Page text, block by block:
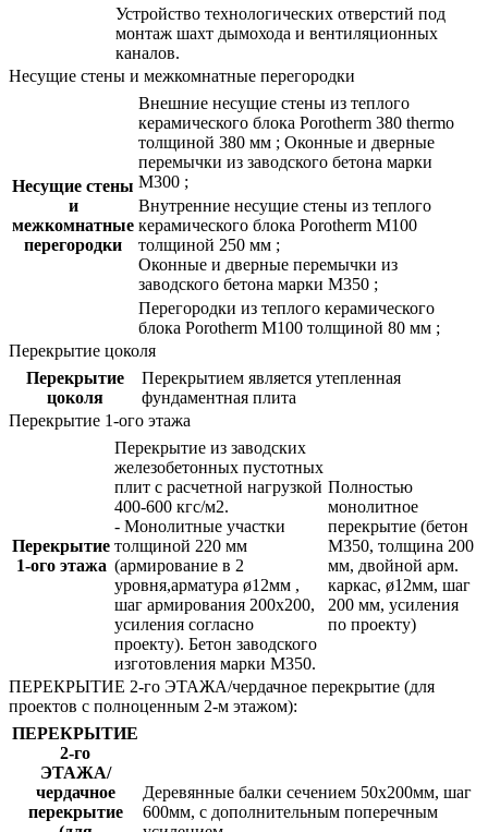
Устройство технологических отверстий под
монтаж шахт дымохода и вентиляционных
каналов.
Несущие стены и межкомнатные перегородки
Несущие стены
и
межкомнатные
перегородки
Внешние несущие стены из теплого
керамического блока Porotherm 380 thermo
толщиной 380 мм ; Оконные и дверные
перемычки из заводского бетона марки
М300 ;
Внутренние несущие стены из теплого
керамического блока Porotherm М100
толщиной 250 мм ;
Оконные и дверные перемычки из
заводского бетона марки М350 ;
Перегородки из теплого керамического
блока Porotherm М100 толщиной 80 мм ;
Перекрытие цоколя
Перекрытие
цоколя
Перекрытием является утепленная
фундаментная плита
Перекрытие 1-ого этажа
Перекрытие
1-ого этажа
Перекрытие из заводских
железобетонных пустотных
плит с расчетной нагрузкой
400-600 кгс/м2.
- Монолитные участки
толщиной 220 мм
(армирование в 2
уровня,арматура ø12мм ,
шаг армирования 200х200,
усиления согласно
проекту). Бетон заводского
изготовления марки М350.
Полностью
монолитное
перекрытие (бетон
М350, толщина 200
мм, двойной арм.
каркас, ø12мм, шаг
200 мм, усиления
по проекту)
ПЕРЕКРЫТИЕ 2-го ЭТАЖА/чердачное перекрытие (для
проектов с полноценным 2-м этажом):
ПЕРЕКРЫТИЕ
2-го
ЭТАЖА/
чердачное
перекрытие
Деревянные балки сечением 50х200мм, шаг
600мм, с дополнительным поперечным